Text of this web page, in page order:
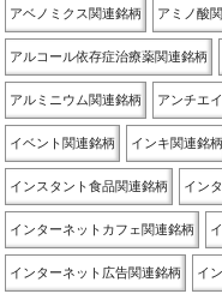
アベノミクス関連銘柄 アミノ酸
アルコール依存症治療薬関連銘柄
アルミニウム関連銘柄 アンチエ
イベント関連銘柄 インキ関連銘柄
インスタント食品関連銘柄 イン
インターネットカフェ関連銘柄
インターネット広告関連銘柄 イ